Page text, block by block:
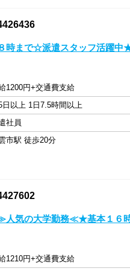
８時まで☆派遣スタッフ活躍
1200円+交通費支給
日以上 1日7.5時間以上
社員
市駅 徒歩20分
≫人気の大学勤務≪★基本１６
1210円+交通費支給